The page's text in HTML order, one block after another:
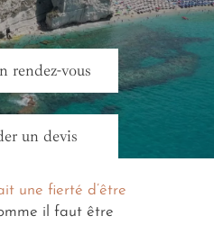
rendez-vous
un devis
une fierté d’être
il faut être